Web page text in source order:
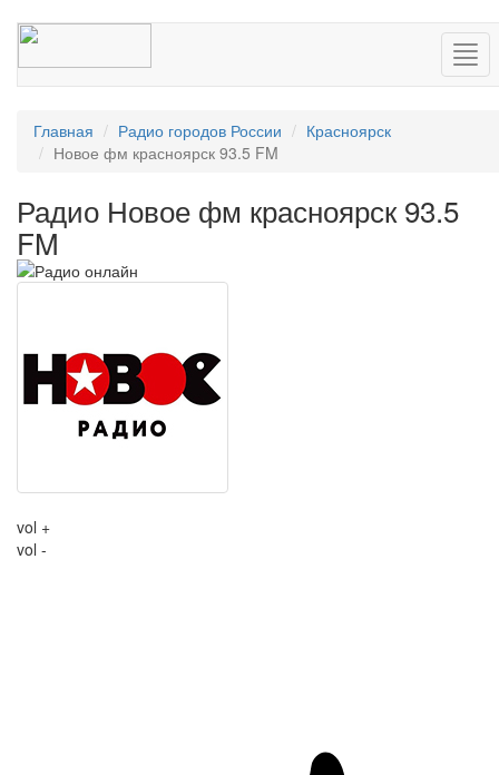
Главная Радио городов России
Красноярск
Новое фм красноярск 93.5 FM
Радио Новое фм красноярск 93.5
FM
vol +
vol -